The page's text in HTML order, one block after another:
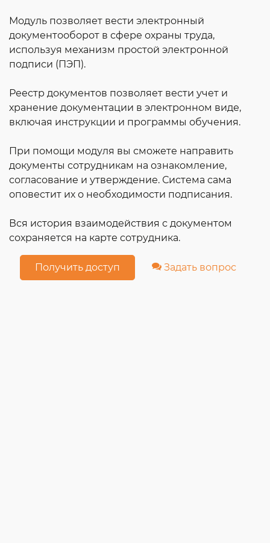
Модуль позволяет вести электронный
документооборот в сфере охраны труда,
используя механизм простой электронной
подписи (ПЭП).
Реестр документов позволяет вести учет и
хранение документации в электронном виде,
включая инструкции и программы обучения.
При помощи модуля вы сможете направить
документы сотрудникам на ознакомление,
согласование и утверждение. Система сама
оповестит их о необходимости подписания.
Вся история взаимодействия с документом
сохраняется на карте сотрудника.
Получить доступ Задать вопрос